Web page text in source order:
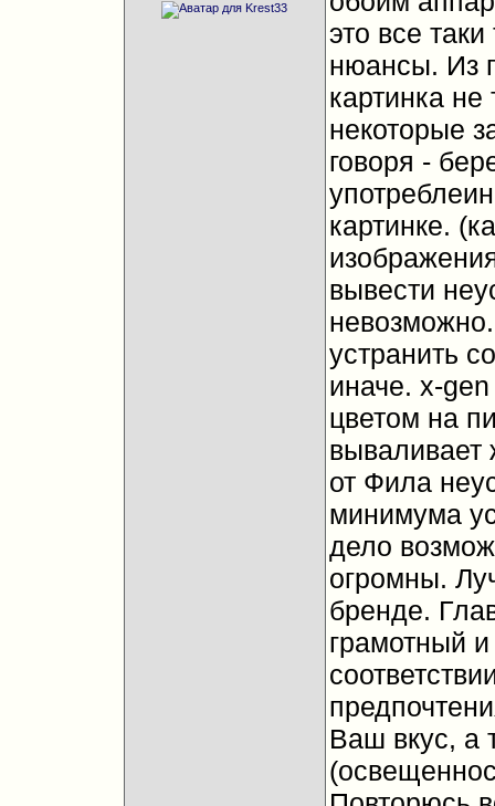
это все
нюансы. Из
картинка
некоторые
говоря -
картинке.
вывести
устранить
иначе. x-
цветом на
вываливает
от Фила
минимума
дело
огромны.
бренде.
грамотный
Ваш вкус, а